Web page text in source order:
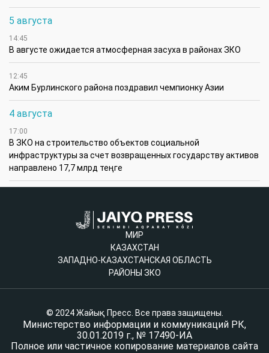
5 августа
14:45
В августе ожидается атмосферная засуха в районах ЗКО
12:45
Аким Бурлинского района поздравил чемпионку Азии
4 августа
17:00
В ЗКО на строительство объектов социальной
инфраструктуры за счет возвращенных государству активов
направлено 17,7 млрд теңге
МИР
КАЗАХСТАН
ЗАПАДНО-КАЗАХСТАНСКАЯ ОБЛАСТЬ
РАЙОНЫ ЗКО
© 2024 Жайық Пресс. Все права защищены.
Министерство информации и коммуникаций РК,
30.01.2019 г., № 17490-ИА
Полное или частичное копирование материалов сайта